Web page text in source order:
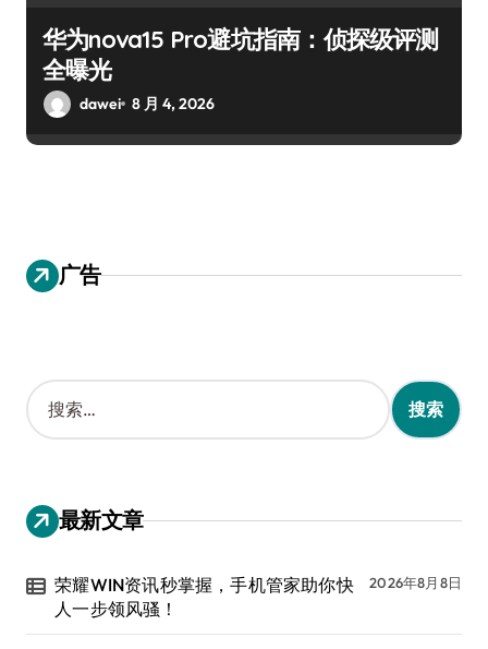
华为nova15 Pro避坑指南：侦探级评测
全曝光
dawei 8 月 4, 2026
广告
搜
索
：
最新文章
荣耀WIN资讯秒掌握，手机管家助你快
人一步领风骚！
2026年8月8日